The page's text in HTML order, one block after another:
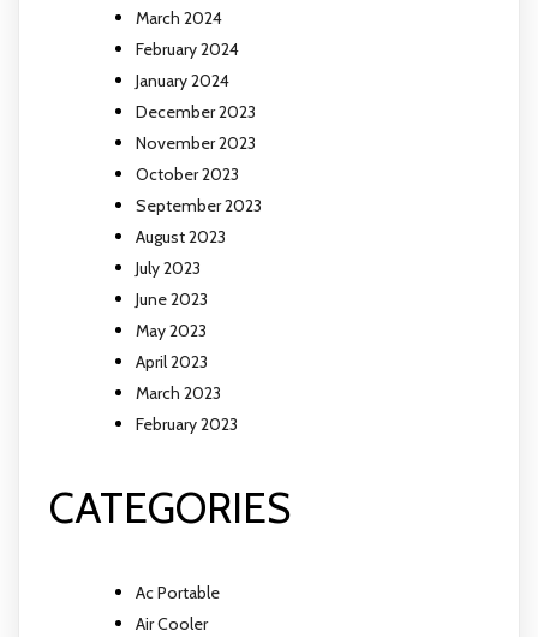
March 2024
February 2024
January 2024
December 2023
November 2023
October 2023
September 2023
August 2023
July 2023
June 2023
May 2023
April 2023
March 2023
February 2023
CATEGORIES
Ac Portable
Air Cooler